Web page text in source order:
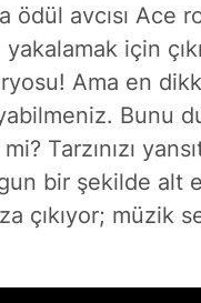
ödül avcısı Ace
yakalamak için
Ama en
Bunu
Tarzınızı
bir şekilde alt
çıkıyor;